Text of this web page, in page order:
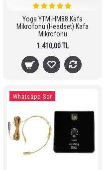
Yoga YTM-HM88 Kafa
Mikrofonu (Headset) Kafa
Mikrofonu
1.410,00 TL
Whatsapp Sor